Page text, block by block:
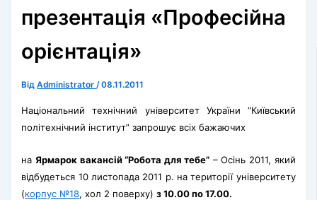
презентація «Професійна
орієнтація»
ВідAdministrator/08.11.2011
Національний технічний університет України “Київський
політехнічний інститут” запрошує всіх бажаючих
на Ярмарок вакансій “Робота для тебе” – Осінь 2011, який
відбудеться 10 листопада 2011 р. на території університету
(корпус №18, хол 2 поверху)з 10.00 по 17.00.